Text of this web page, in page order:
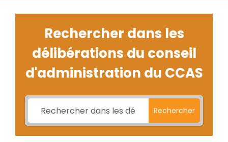
Rechercher dans les
délibérations du conseil
d'administration du CCAS
Rechercher